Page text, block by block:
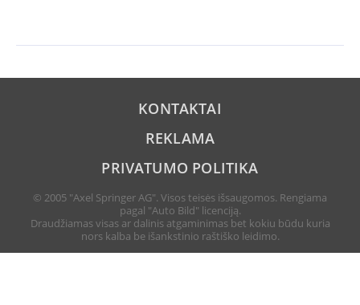
KONTAKTAI
REKLAMA
PRIVATUMO POLITIKA
© 2005 "Axel Springer AG". Visos teisės išsaugomos. Rengiama
pagal "Auto Bild" licenciją.
Draudžiamas visas ar dalinis atgaminimas bet kokiu būdu kuria
nors kalba be išankstinio raštiško leidimo.